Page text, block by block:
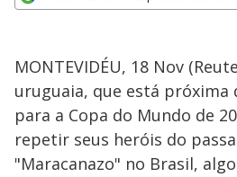
MONTEVIDÉU, 18 Nov
uruguaia, que está próxima
para a Copa do Mundo de
repetir seus heróis do
"Maracanazo" no Brasil,